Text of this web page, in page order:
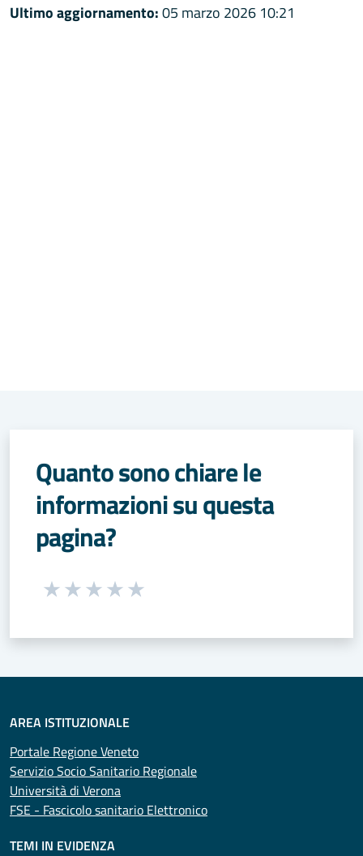
Ultimo aggiornamento:05 marzo 2026 10:21
Quanto sono chiare le
informazioni su questa
pagina?
Seleziona una valutazione da 1 a 5 stelle
AREA ISTITUZIONALE
Portale Regione Veneto
Servizio Socio Sanitario Regionale
Università di Verona
FSE - Fascicolo sanitario Elettronico
TEMI IN EVIDENZA